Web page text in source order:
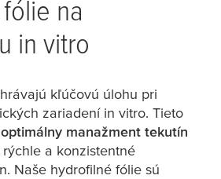
na
in vitro
kľúčovú úlohu pri
zariadení in vitro. Tieto
optimálny manažment tekutín
a konzistentné
Naše hydrofilné fólie sú